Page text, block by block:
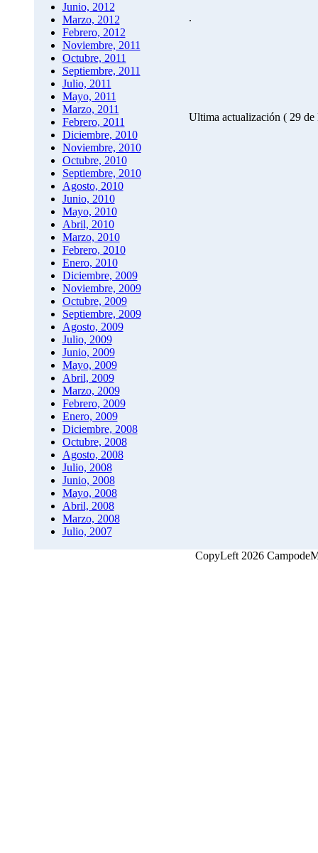
Junio, 2012
Marzo, 2012
Febrero, 2012
Noviembre, 2011
Octubre, 2011
Septiembre, 2011
Julio, 2011
Mayo, 2011
Marzo, 2011
Febrero, 2011
Diciembre, 2010
Noviembre, 2010
Octubre, 2010
Septiembre, 2010
Agosto, 2010
Junio, 2010
Mayo, 2010
Abril, 2010
Marzo, 2010
Febrero, 2010
Enero, 2010
Diciembre, 2009
Noviembre, 2009
Octubre, 2009
Septiembre, 2009
Agosto, 2009
Julio, 2009
Junio, 2009
Mayo, 2009
Abril, 2009
Marzo, 2009
Febrero, 2009
Enero, 2009
Diciembre, 2008
Octubre, 2008
Agosto, 2008
Julio, 2008
Junio, 2008
Mayo, 2008
Abril, 2008
Marzo, 2008
Julio, 2007
.
Ultima actualización ( 29
CopyLeft 2026